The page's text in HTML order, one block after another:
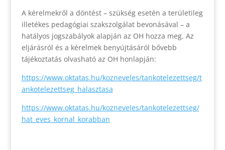
A kérelmekről a döntést – szükség esetén a területileg
illetékes pedagógiai szakszolgálat bevonásával – a
hatályos jogszabályok alapján az OH hozza meg. Az
eljárásról és a kérelmek benyújtásáról bővebb
tájékoztatás olvasható az OH honlapján:
https://www.oktatas.hu/kozneveles/tankotelezettseg/t
ankotelezettseg_halasztasa
https://www.oktatas.hu/kozneveles/tankotelezettseg/
hat_eves_kornal_korabban